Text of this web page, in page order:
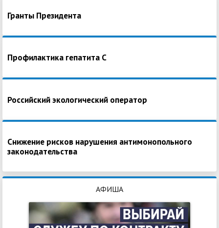
Гранты Президента
Профилактика гепатита С
Российский экологический оператор
Снижение рисков нарушения антимонопольного
законодательства
АФИША